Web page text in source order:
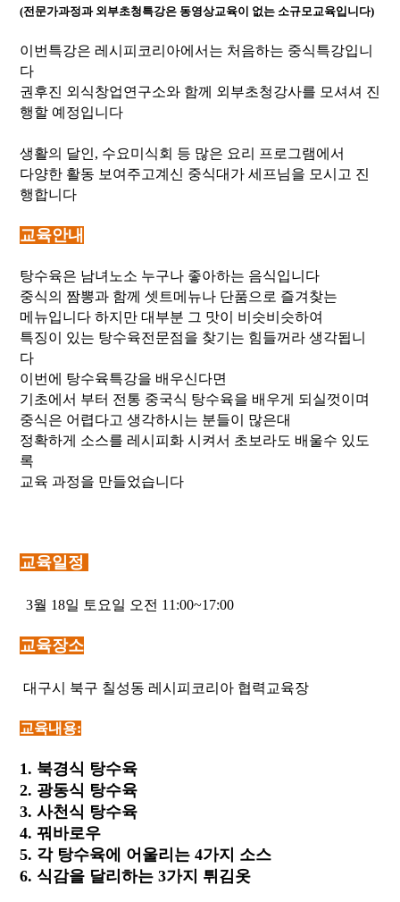
(전문가과정과 외부초청특강은 동영상교육이 없는 소규모교육입니다)​
이번특강은 레시피코리아에서는 처음하는 중식특강입니
다
권후진 외식창업연구소와 함께 외부초청강사를 모셔셔 진
행할 예정입니다
생활의 달인, 수요미식회 등 많은 요리 프로그램에서
다양한 활동 보여주고계신 중식대가 세프님을 모시고 진
행합니다
교육안내
탕수육은 남녀노소 누구나 좋아하는 음식입니다
중식의 짬뽕과 함께 셋트메뉴나 단품으로 즐겨찾는
메뉴입니다 하지만 대부분 그 맛이 비슷비슷하여
특징이 있는 탕수육전문점을 찾기는 힘들꺼라 생각됩니
다
이번에 탕수육특강을 배우신다면
기초에서 부터 전통 중국식 탕수육을 배우게 되실껏이며
중식은 어렵다고 생각하시는 분들이 많은대
정확하게 소스를 레시피화 시켜서 초보라도 배울수 있도
록
교육 과정을 만들었습니다
교육일정
3월 18일 토요일 오전 11:00~17:00
교육장소
대구시 북구 칠성동 레시피코리아 협력교육장
교육내용:
1. 북경식 탕수육
2. 광동식 탕수육
3. 사천식 탕수육
4. 꿔바로우
5. 각 탕수육에 어울리는 4가지 소스
6. 식감을 달리하는 3가지 튀김옷